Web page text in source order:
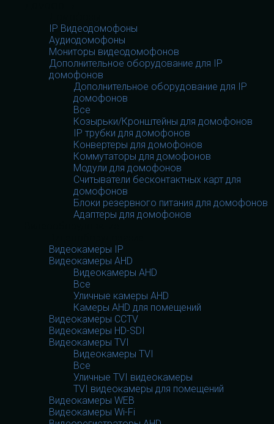
IP Видеодомофоны
Аудиодомофоны
Мониторы видеодомофонов
Дополнительное оборудование для IP
домофонов
Дополнительное оборудование для IP
домофонов
Все
Козырьки/Кронштейны для домофонов
IP трубки для домофонов
Конвертеры для домофонов
Коммутаторы для домофонов
Модули для домофонов
Считыватели бесконтактных карт для
домофонов
Блоки резервного питания для домофонов
Адаптеры для домофонов
Видеокамеры IP
Видеокамеры AHD
Видеокамеры AHD
Все
Уличные камеры AHD
Камеры AHD для помещений
Видеокамеры CCTV
Видеокамеры HD-SDI
Видеокамеры TVI
Видеокамеры TVI
Все
Уличные TVI видеокамеры
TVI видеокамеры для помещений
Видеокамеры WEB
Видеокамеры Wi-Fi